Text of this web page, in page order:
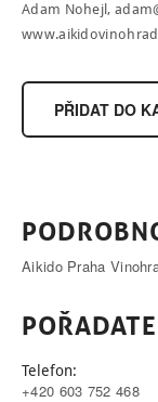
Adam Nohejl,
PŘIDAT DO
Aikido Praha
Telefon:
+420 603 752 468